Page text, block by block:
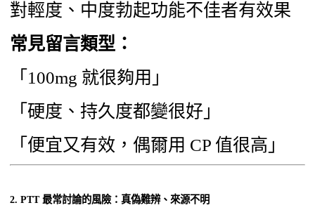
對輕度、中度勃起功能不佳者有效果
常見留言類型：
「100mg 就很夠用」
「硬度、持久度都變很好」
「便宜又有效，偶爾用 CP 值很高」
2. PTT 最常討論的風險：真偽難辨、來源不明